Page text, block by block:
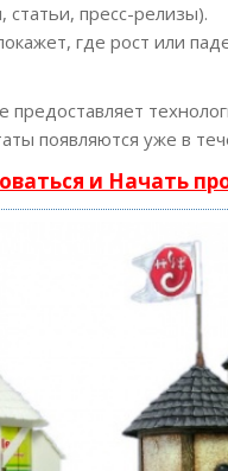
пресс-релизы).
где рост или
предоставляет
появляются уже в
и Начать